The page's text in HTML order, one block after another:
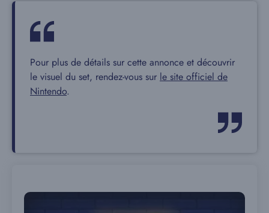
Pour plus de détails sur cette annonce et découvrir
le visuel du set, rendez-vous sur le site officiel de
Nintendo.